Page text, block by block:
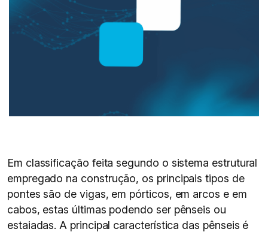
Em classificação feita segundo o sistema estrutural
empregado na construção, os principais tipos de
pontes são de vigas, em pórticos, em arcos e em
cabos, estas últimas podendo ser pênseis ou
estaiadas. A principal característica das pênseis é